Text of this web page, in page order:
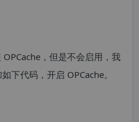
，但是不会启用，我
下代码，开启 OPCache。